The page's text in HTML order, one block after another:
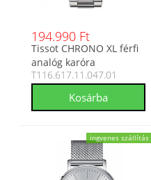
194.990 Ft
Tissot CHRONO XL férfi
analóg karóra
T116.617.11.047.01
T116.617.11.047.01
ingyenes szállítás